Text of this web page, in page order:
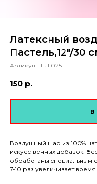
Латексный
Пастель,12"/30
Артикул: ШЛ1025
150 р.
в
Воздушный шар из 100%
искусственных добавок.
обработаны специальным
7-10 раз увеличивает